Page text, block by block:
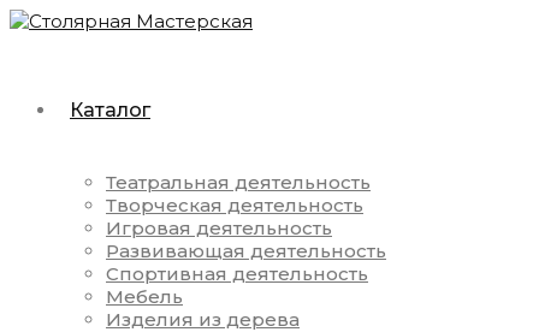
Каталог
Театральная деятельность
Творческая деятельность
Игровая деятельность
Развивающая деятельность
Спортивная деятельность
Мебель
Изделия из дерева